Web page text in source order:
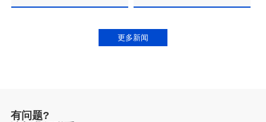
更多新闻
有问题?